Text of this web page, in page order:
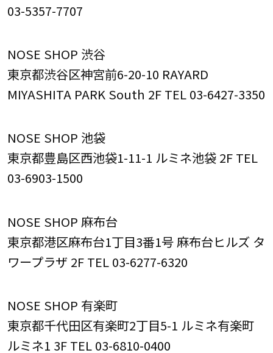
03-5357-7707
NOSE SHOP 渋谷
東京都渋谷区神宮前6-20-10 RAYARD
MIYASHITA PARK South 2F TEL 03-6427-3350
NOSE SHOP 池袋
東京都豊島区西池袋1-11-1 ルミネ池袋 2F TEL
03-6903-1500
NOSE SHOP 麻布台
東京都港区麻布台1丁目3番1号 麻布台ヒルズ タ
ワープラザ 2F TEL 03-6277-6320
NOSE SHOP 有楽町
東京都千代田区有楽町2丁目5-1 ルミネ有楽町
ルミネ1 3F TEL 03-6810-0400